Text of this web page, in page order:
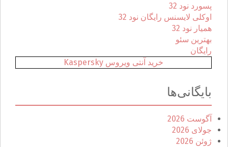
پسورد نود 32
اوکلی لایسنس رایگان نود 32
همیار نود 32
بهترین سئو
رایگان
خرید آنتی ویروس Kaspersky
بایگانی‌ها
آگوست 2026
جولای 2026
ژوئن 2026